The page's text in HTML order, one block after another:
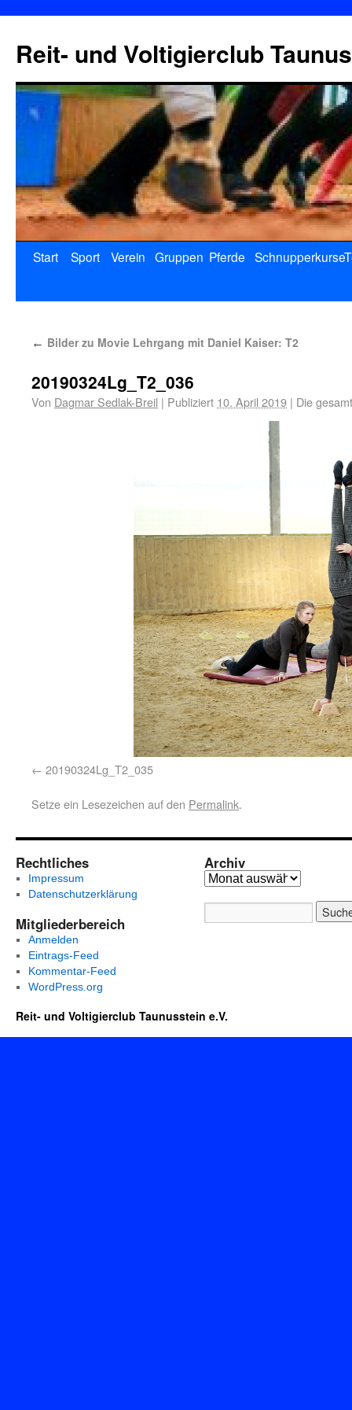
Reit- und Voltigierclub
Start Sport Verein Gruppen Pferde Schnupperkurse
← Bilder zu Movie Lehrgang mit Daniel Kaiser: T2
20190324Lg_T2_036
Von Dagmar Sedlak-Breil | Publiziert 10. April 2019 | Die
20190324Lg_T2_035
Setze ein Lesezeichen auf den Permalink.
Rechtliches
Impressum
Datenschutzerklärung
Mitgliederbereich
Anmelden
Eintrags-Feed
Kommentar-Feed
WordPress.org
Archiv
Reit- und Voltigierclub Taunusstein e.V.